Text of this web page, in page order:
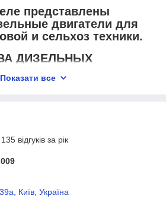
представлены
двигатели для
и сельхоз техники.
ДИЗЕЛЬНЫХ
хозяйства , таким как
моторы осень экономичные Они
и размерах данные моторы
долговечными. Рабочий
Показати все
відгуків за рік
Київ, Україна